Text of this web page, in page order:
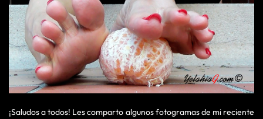
¡Saludos a todos! Les comparto algunos fotogramas de mi reciente